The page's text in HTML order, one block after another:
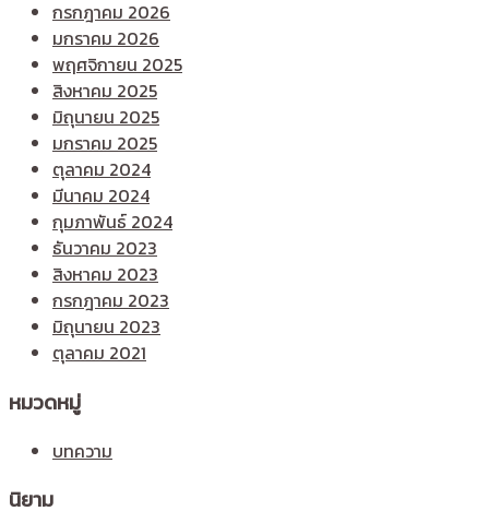
กรกฎาคม 2026
มกราคม 2026
พฤศจิกายน 2025
สิงหาคม 2025
มิถุนายน 2025
มกราคม 2025
ตุลาคม 2024
มีนาคม 2024
กุมภาพันธ์ 2024
ธันวาคม 2023
สิงหาคม 2023
กรกฎาคม 2023
มิถุนายน 2023
ตุลาคม 2021
หมวดหมู่
บทความ
นิยาม